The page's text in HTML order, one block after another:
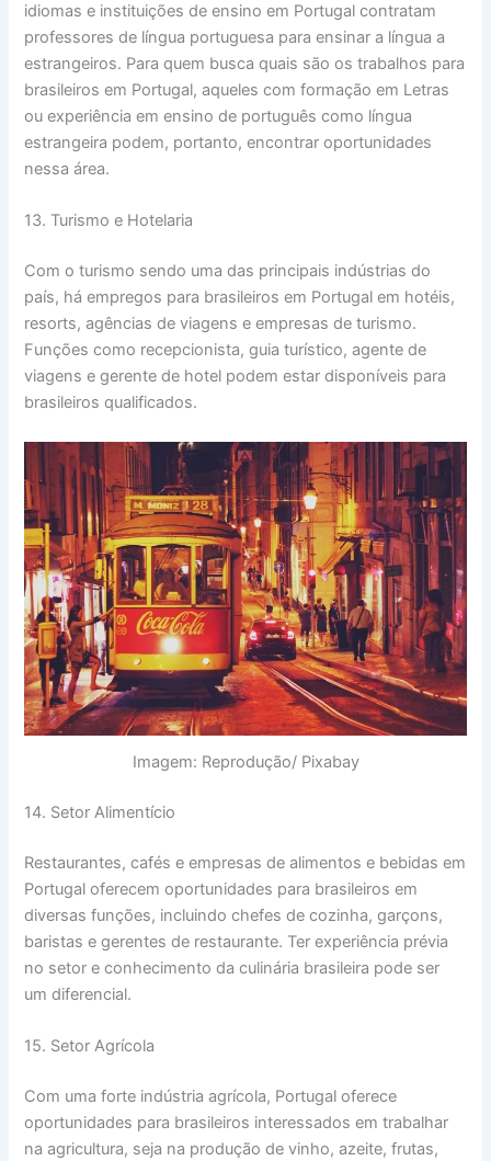
idiomas e instituições de ensino em Portugal contratam
professores de língua portuguesa para ensinar a língua a
estrangeiros. Para quem busca quais são os trabalhos para
brasileiros em Portugal, aqueles com formação em Letras
ou experiência em ensino de português como língua
estrangeira podem, portanto, encontrar oportunidades
nessa área.
13. Turismo e Hotelaria
Com o turismo sendo uma das principais indústrias do
país, há empregos para brasileiros em Portugal em hotéis,
resorts, agências de viagens e empresas de turismo.
Funções como recepcionista, guia turístico, agente de
viagens e gerente de hotel podem estar disponíveis para
brasileiros qualificados.
Imagem: Reprodução/ Pixabay
14. Setor Alimentício
Restaurantes, cafés e empresas de alimentos e bebidas em
Portugal oferecem oportunidades para brasileiros em
diversas funções, incluindo chefes de cozinha, garçons,
baristas e gerentes de restaurante. Ter experiência prévia
no setor e conhecimento da culinária brasileira pode ser
um diferencial.
15. Setor Agrícola
Com uma forte indústria agrícola, Portugal oferece
oportunidades para brasileiros interessados em trabalhar
na agricultura, seja na produção de vinho, azeite, frutas,